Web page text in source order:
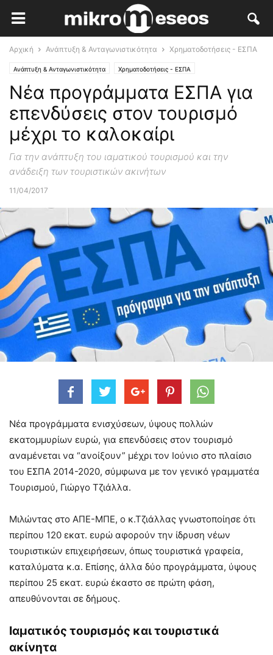
Αρχική Ανάπτυξη & Ανταγωνιστικότητα Χρηματοδοτήσεις - ΕΣΠΑ
Ανάπτυξη & Ανταγωνιστικότητα Χρηματοδοτήσεις - ΕΣΠΑ
Νέα προγράμματα ΕΣΠΑ για
επενδύσεις στον τουρισμό
μέχρι το καλοκαίρι
Για την ανάπτυξη του ιαματικού τουρισμού και την
ανάδειξη των τουριστικών ακινήτων
11/04/2017
Νέα προγράμματα ενισχύσεων, ύψους πολλών
εκατομμυρίων ευρώ, για επενδύσεις στον τουρισμό
αναμένεται να “ανοίξουν” μέχρι τον Ιούνιο στο πλαίσιο
του ΕΣΠΑ 2014-2020, σύμφωνα με τον γενικό γραμματέα
Τουρισμού, Γιώργο Τζιάλλα.
Μιλώντας στο ΑΠΕ-ΜΠΕ, ο κ.Τζιάλλας γνωστοποίησε ότι
περίπου 120 εκατ. ευρώ αφορούν την ίδρυση νέων
τουριστικών επιχειρήσεων, όπως τουριστικά γραφεία,
καταλύματα κ.α. Επίσης, άλλα δύο προγράμματα, ύψους
περίπου 25 εκατ. ευρώ έκαστο σε πρώτη φάση,
απευθύνονται σε δήμους.
Ιαματικός τουρισμός και τουριστικά
ακίνητα